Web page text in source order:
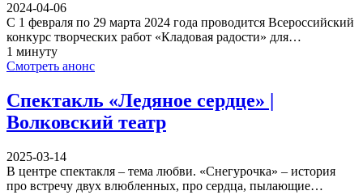
2024-04-06
С 1 февраля по 29 марта 2024 года проводится Всероссийский
конкурс творческих работ «Кладовая радости» для…
1 минуту
Смотреть анонс
Спектакль «Ледяное сердце» |
Волковский театр
2025-03-14
В центре спектакля – тема любви. «Снегурочка» – история
про встречу двух влюбленных, про сердца, пылающие…